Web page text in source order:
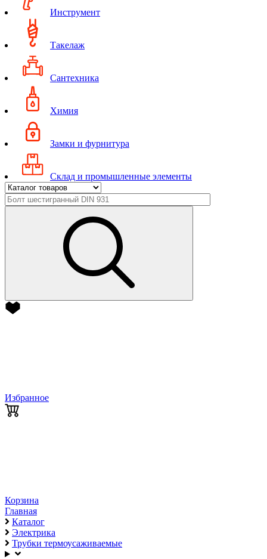
Инструмент
Такелаж
Сантехника
Химия
Замки и фурнитура
Склад и промышленные элементы
Избранное
Корзина
Главная
Каталог
Электрика
Трубки термоусаживаемые